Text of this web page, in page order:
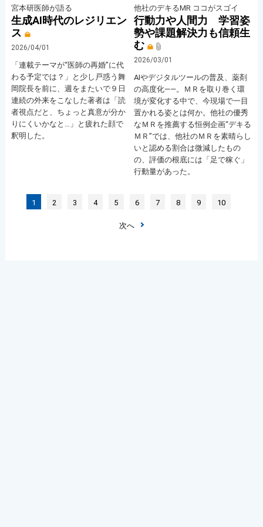
宮本研医師が語る
生成AI時代のレジリエン
ス
2026/04/01
「連載テーマが“医師の再婚”に代
わる予定では？」と少し戸惑う舞
岡院長を前に、週をまたいで９日
連続の外来をこなした著者は「読
者視点だと、ちょっと真意が分か
りにくいかなと…」と疲れた顔で
釈明した。
他社のデキるMR ココがスゴイ
行動力や人間力 学習姿
勢や課題解決力も信頼生
む
2026/03/01
AⅠやデジタルツールの普及、薬剤
の高度化――。ＭＲを取り巻く環
境が変化する中で、今現場で一目
置かれる姿とは何か。他社の優秀
なＭＲを推薦する恒例企画“デキる
ＭＲ”では、他社のＭＲを素晴らし
いと認める割合は微減したもの
の、評価の根底には「足で稼ぐ」
行動量があった。
1 2 3 4 5 6 7 8 9 10
次へ